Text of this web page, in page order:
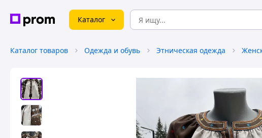
Каталог
Каталог товаров Одежда и обувь Этническая одежда